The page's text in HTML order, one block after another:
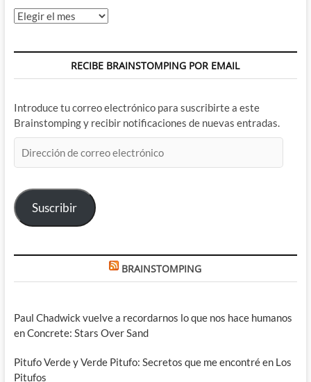
Archivos
RECIBE BRAINSTOMPING POR EMAIL
Introduce tu correo electrónico para suscribirte a este
Brainstomping y recibir notificaciones de nuevas entradas.
de
electrónico
Suscribir
BRAINSTOMPING
Paul Chadwick vuelve a recordarnos lo que nos hace humanos
en Concrete: Stars Over Sand
Pitufo Verde y Verde Pitufo: Secretos que me encontré en Los
Pitufos